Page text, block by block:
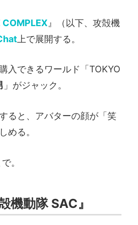
COMPLEX 』（以下、攻殻機
上で展開する。
入できるワールド「TOKYO
」がジャック。
ると、アバターの顔が「笑
める。
。
動隊 SAC』